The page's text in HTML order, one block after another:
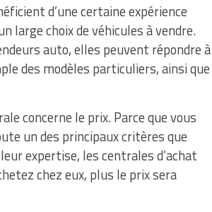
d’une certaine expérience
large choix de véhicules à vendre.
auto, elles peuvent répondre à
des modèles particuliers, ainsi que
concerne le prix. Parce que vous
un des principaux critères que
expertise, les centrales d’achat
chez eux, plus le prix sera